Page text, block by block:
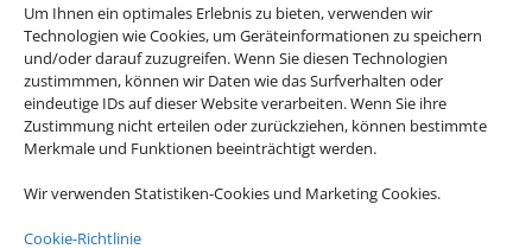
Um Ihnen ein optimales Erlebnis zu bieten, verwenden wir
Technologien wie Cookies, um Geräteinformationen zu speichern
und/oder darauf zuzugreifen. Wenn Sie diesen Technologien
zustimmmen, können wir Daten wie das Surfverhalten oder
eindeutige IDs auf dieser Website verarbeiten. Wenn Sie ihre
Zustimmung nicht erteilen oder zurückziehen, können bestimmte
Merkmale und Funktionen beeinträchtigt werden.
Wir verwenden Statistiken-Cookies und Marketing Cookies.
Cookie-Richtlinie
Neuseeland – wir haben für jedes Reiseziel
das passende Mietwagen-Angebot für Sie.
